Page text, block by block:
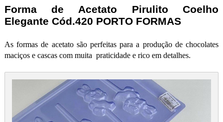
Forma de Acetato Pirulito Coelho
Elegante Cód.420 PORTO FORMAS
As formas de acetato são perfeitas para a produção de chocolates
maciços e cascas com muita praticidade e rico em detalhes.